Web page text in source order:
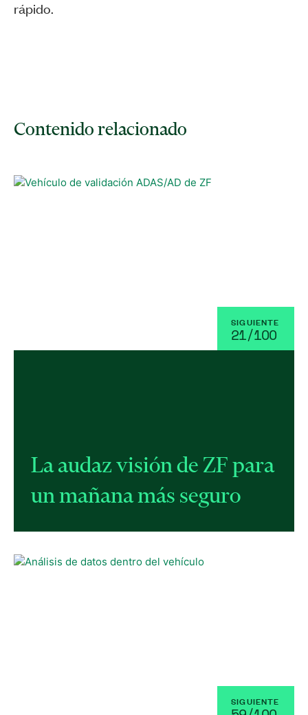
rápido.
Contenido relacionado
SIGUIENTE
21/1OO
La audaz visión de ZF para
un mañana más seguro
SIGUIENTE